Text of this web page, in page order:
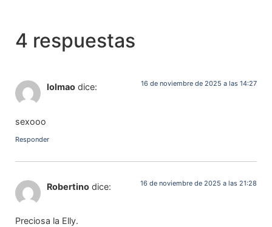
4 respuestas
lolmao dice: 16 de noviembre de 2025 a las 14:27
sexooo
Responder
Robertino dice: 16 de noviembre de 2025 a las 21:28
Preciosa la Elly.